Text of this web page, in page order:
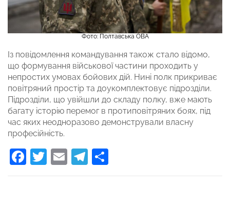
Фото: Полтавська ОВА
Із повідомлення командування також стало відомо,
що формування військової частини проходить у
непростих умовах бойових дій. Нині полк прикриває
повітряний простір та доукомплектовує підрозділи.
Підрозділи, що увійшли до складу полку, вже мають
багату історію перемог в протиповітряних боях, під
час яких неодноразово демонстрували власну
професійність.
Facebook
Twitter
EmailTelegram